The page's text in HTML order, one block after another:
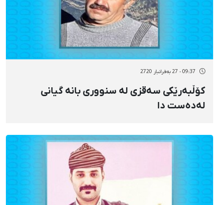
09:37 - 27 بەفرانبار 2720
کۆڵبەرێکی سەقزی لە سنووری بانە گیانی
لەدەست دا